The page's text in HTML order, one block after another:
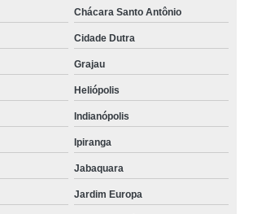
Chácara Santo Antônio
Cidade Dutra
Grajau
Heliópolis
Indianópolis
Ipiranga
Jabaquara
Jardim Europa